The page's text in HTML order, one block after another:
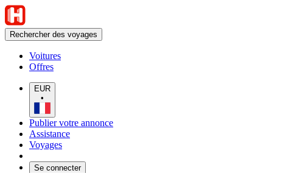
Rechercher des voyages
Voitures
Offres
EUR
•
Publier votre annonce
Assistance
Voyages
Se connecter